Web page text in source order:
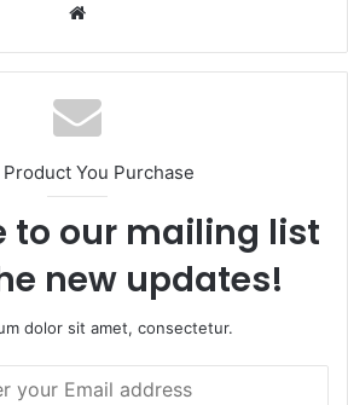
b
s
i
e
You Purchase
to our mailing list
new updates!
dolor sit amet, consectetur.